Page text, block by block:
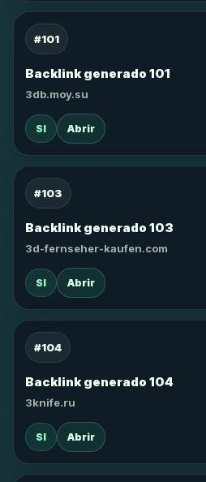
#101
Backlink generado 101
3db.moy.su
SI Abrir
#103
Backlink generado 103
3d-fernseher-kaufen.com
SI Abrir
#104
Backlink generado 104
3knife.ru
SI Abrir